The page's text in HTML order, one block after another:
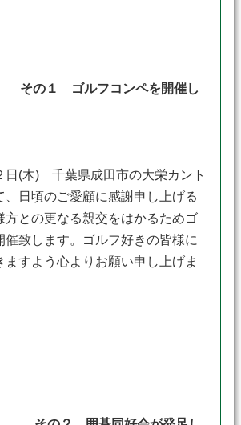
その１ ゴルフコンペを開催し
日(木) 千葉県成田市の大栄カント
、日頃のご愛顧に感謝申し上げる
方との更なる親交をはかるためゴ
催致します。ゴルフ好きの皆様に
ますよう心よりお願い申し上げま